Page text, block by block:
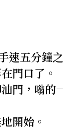
速五分鐘之
門口了。
門，嗡的
開始。